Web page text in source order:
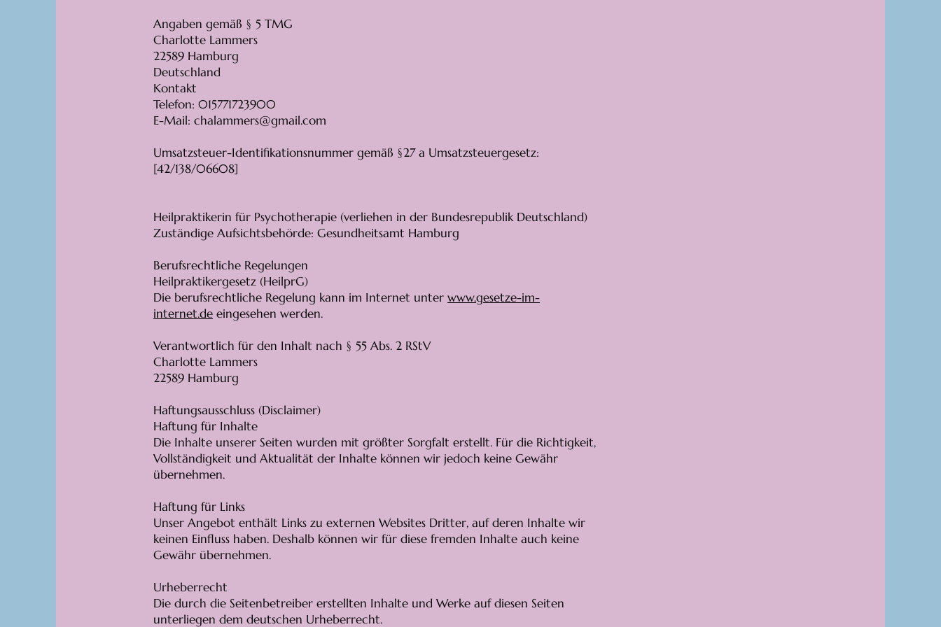
Angaben gemäß § 5 TMG
Charlotte Lammers
22589 Hamburg
Deutschland
Kontakt
Telefon: 015771723900
E-Mail: chalammers@gmail.com
Umsatzsteuer-Identifikationsnummer gemäß §27 a Umsatzsteuergesetz:
[42/138/06608]
Heilpraktikerin für Psychotherapie (verliehen in der Bundesrepublik Deutschland)
Zuständige Aufsichtsbehörde: Gesundheitsamt Hamburg
Berufsrechtliche Regelungen
Heilpraktikergesetz (HeilprG)
Die berufsrechtliche Regelung kann im Internet unter www.gesetze-im-
internet.de eingesehen werden.
Verantwortlich für den Inhalt nach § 55 Abs. 2 RStV
Charlotte Lammers
22589 Hamburg
Haftungsausschluss (Disclaimer)
Haftung für Inhalte
Die Inhalte unserer Seiten wurden mit größter Sorgfalt erstellt. Für die Richtigkeit,
Vollständigkeit und Aktualität der Inhalte können wir jedoch keine Gewähr
übernehmen.
Haftung für Links
Unser Angebot enthält Links zu externen Websites Dritter, auf deren Inhalte wir
keinen Einfluss haben. Deshalb können wir für diese fremden Inhalte auch keine
Gewähr übernehmen.
Urheberrecht
Die durch die Seitenbetreiber erstellten Inhalte und Werke auf diesen Seiten
unterliegen dem deutschen Urheberrecht.